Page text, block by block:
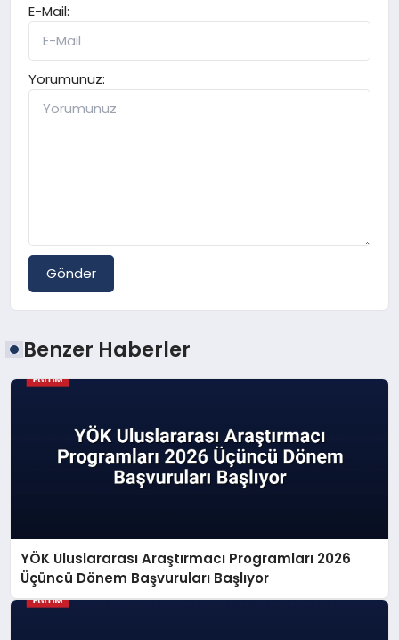
E-Mail:
Yorumunuz:
Gönder
Benzer Haberler
YÖK Uluslararası Araştırmacı Programları 2026
Üçüncü Dönem Başvuruları Başlıyor